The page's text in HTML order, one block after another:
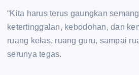
‎“Kita harus terus gaungkan
ketertinggalan, kebodohan, dan
ruang kelas, ruang guru, sampai
serunya tegas.